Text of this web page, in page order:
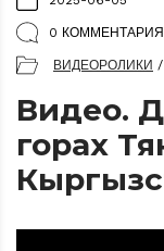
0 КОММЕНТАРИЯ
ВИДЕОРОЛИКИ /
Видео.
горах